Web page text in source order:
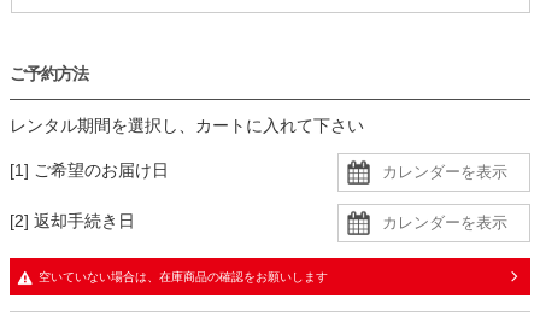
ご予約方法
レンタル期間を選択し、カートに入れて下さい
[1] ご希望のお届け日
[2] 返却手続き日
空いていない場合は、在庫商品の確認をお願いします